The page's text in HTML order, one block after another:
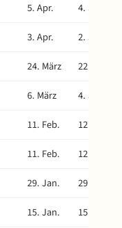
5. Apr.
4. Juli
3. Apr.
2. Juli
24. März
22. Juni
6. März
4. Juni
11. Feb.
12. Mai
11. Feb.
12. Mai
29. Jan.
29. Apr.
15. Jan. 15. Apr.